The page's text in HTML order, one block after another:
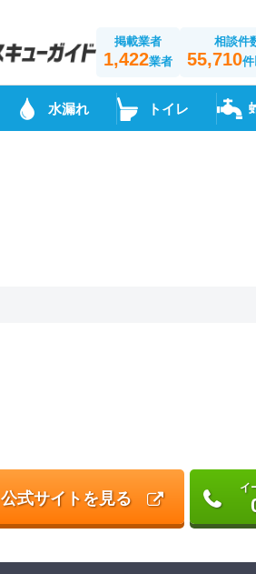
掲載業者
1,422業者
相談件
55,710
水漏れ トイレ
公式サイトを見る
イ